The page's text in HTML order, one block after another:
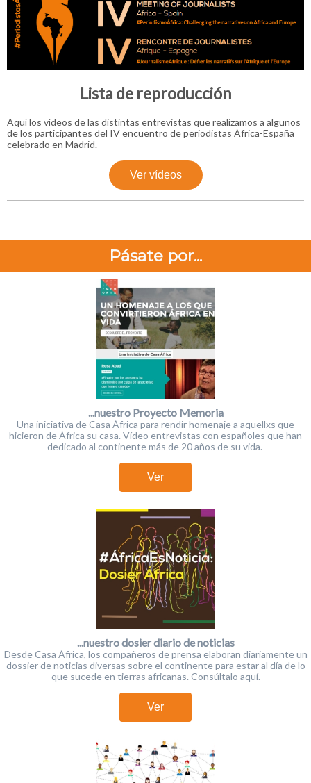
Lista de reproducción
Aquí los vídeos de las distintas entrevistas que realizamos a algunos
de los participantes del IV encuentro de periodistas África-España
celebrado en Madrid.
Ver vídeos
Pásate por...
...nuestro Proyecto Memoria
Una iniciativa de Casa África para rendir homenaje a aquellxs que
hicieron de África su casa. Vídeo entrevistas con españoles que han
dedicado al continente más de 20 años de su vida.
Ver
...nuestro dosier diario de noticias
Desde Casa África, los compañeros de prensa elaboran diariamente un
dossier de noticias diversas sobre el continente para estar al día de lo
que sucede en tierras africanas. Consúltalo aquí.
Ver